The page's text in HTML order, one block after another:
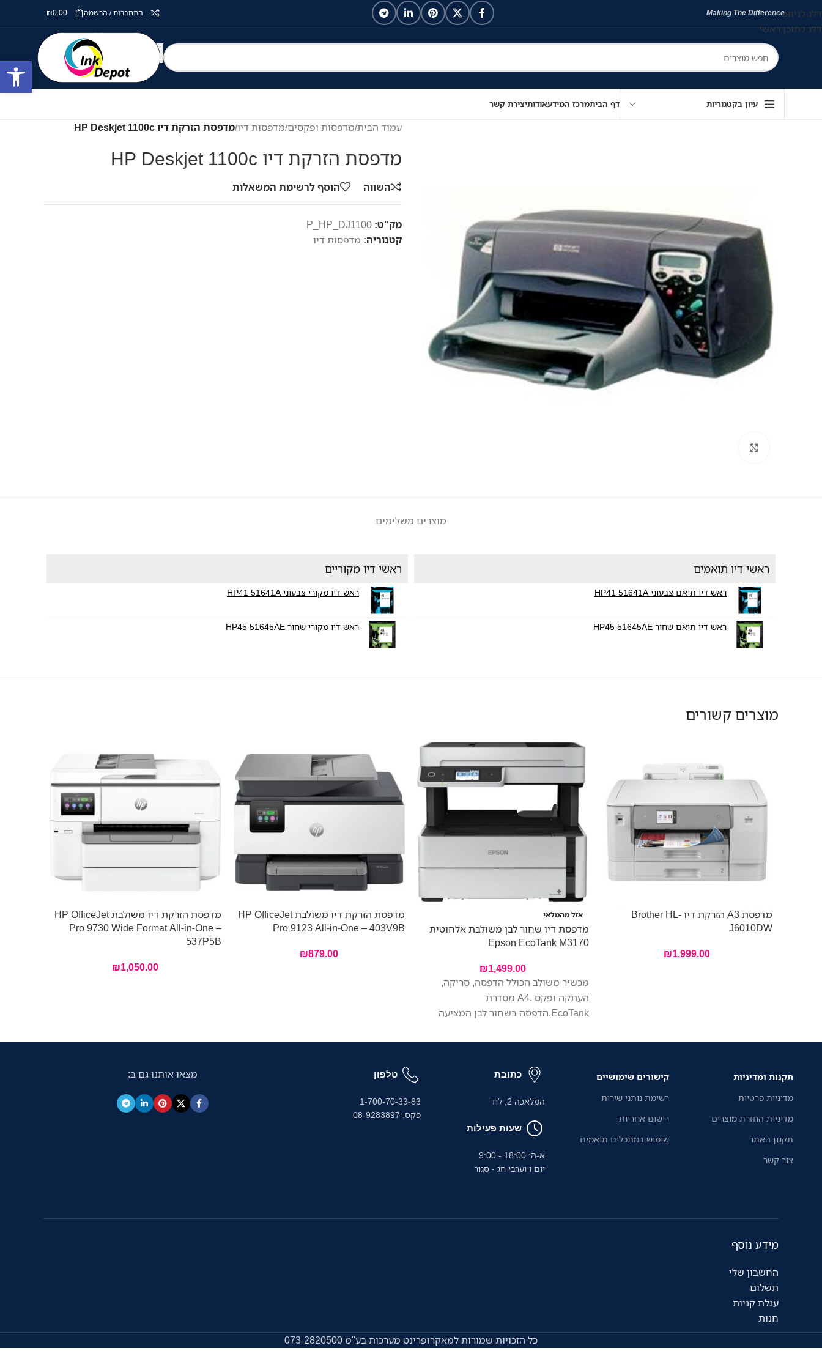
דלג לניווט
דלג לתוכן ראשי
Making The Difference התחברות / הרשמה ₪0.00
עיון בקטגוריות דף הביתמרכז המידעאודותיצירת קשר
עמוד הבית/מדפסות ופקסים/מדפסות דיו/מדפסת הזרקת דיו HP Deskjet 1100c
מדפסת הזרקת דיו HP Deskjet 1100c
השווה הוסף לרשימת המשאלות
מק"ט: P_HP_DJ1100
קטגוריה: מדפסות דיו
מוצרים משלימים
ראשי דיו תואמים
ראש דיו תואם צבעוני HP41 51641A
ראש דיו תואם שחור HP45 51645AE
ראשי דיו מקוריים
ראש דיו מקורי צבעוני HP41 51641A
ראש דיו מקורי שחור HP45 51645AE
מוצרים קשורים
מדפסת A3 הזרקת דיו Brother HL-
J6010DW
₪1,999.00
אזל מהמלאי
מדפסת דיו שחור לבן משולבת אלחוטית
Epson EcoTank M3170
₪1,499.00
מכשיר משולב הכולל הדפסה, סריקה,
העתקה ופקס .A4 מסדרת
EcoTank.הדפסה בשחור לבן המציעה
בקבוקי דיו. מהירות הדפסה עד: 39 דפים
מדפסת הזרקת דיו משולבת HP OfficeJet
Pro 9123 All-in-One – 403V9B
₪879.00
מדפסת הזרקת דיו משולבת HP OfficeJet
Pro 9730 Wide Format All-in-One –
537P5B
₪1,050.00
תקנות ומדיניות
מדיניות פרטיות
מדיניות החזרת מוצרים
תקנון האתר
צור קשר
קישורים שימושיים
רשימת נותני שירות
רישום אחריות
שימוש במתכלים תואמים
כתובת
המלאכה 2, לוד
שעות פעילות
א-ה: 18:00 - 9:00
יום ו וערבי חג - סגור
טלפון
1-700-70-33-83
פקס: 08-9283897
מצאו אותנו גם ב:
מידע נוסף
החשבון שלי
תשלום
עגלת קניות
חנות
כל הזכויות שמורות למאקרופרינט מערכות בע"מ 073-2820500
פתח